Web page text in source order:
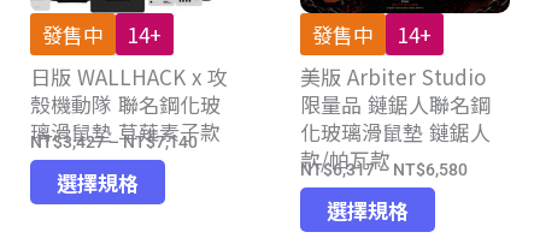
產
頁
面
選
擇
選
發售中
14+
日版 WALLHACK x 攻
殼機動隊 聯名鋼化玻
璃滑鼠墊 草薙素子款
NT$3,427– NT$7,140價
選擇規格
產
發售中
14+
美版 Arbiter Studio
限量品 鏈鋸人聯名鋼
化玻璃滑鼠墊 鏈鋸人
款/帕瓦款
NT$6,317– NT$6,580價
選擇規格
產